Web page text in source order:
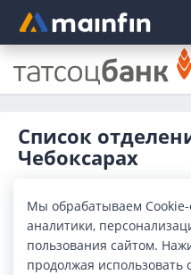
Главное меню
Список
Чебоксарах
адресов, поиск
Чебоксарах по адресу,
контактные данные.
Показать весь
Отделения
Мы обрабатываем
аналитики,
пользования сайтом.
продолжая использовать